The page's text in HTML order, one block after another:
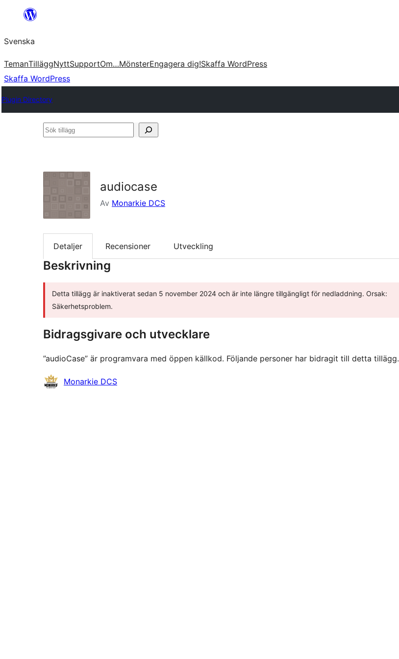
Hoppa
innehåll
Svenska
TemanTilläggNyttSupportOm…MönsterEngagera dig!Skaffa WordPress
Skaffa WordPress
Plugin Directory
Sök
audiocase
Av Monarkie DCS
Detaljer Recensioner Utveckling
Beskrivning
Detta tillägg är inaktiverat sedan 5 november 2024 och är inte längre tillgängligt för nedladdning. Orsak:
Säkerhetsproblem.
Bidragsgivare och utvecklare
”audioCase” är programvara med öppen källkod. Följande personer har bidragit till detta tillägg.
BidragandeMonarkie DCS